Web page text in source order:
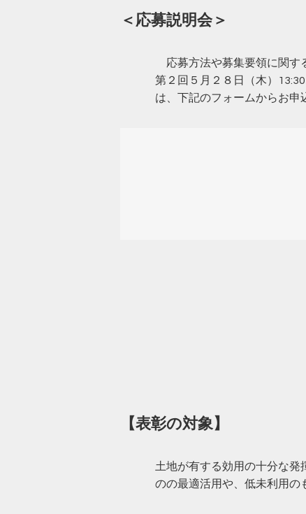
＜応募説明会＞
応募方法や募集要領に関す
第２回５月２８日（木）
は、下記のフォームからお申
【表彰の対象】
土地が有する効用の十分な発
のの最適活用や、低未利用の